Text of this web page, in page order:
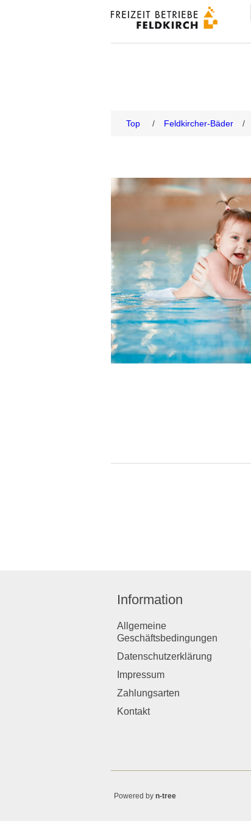
Top / Feldkircher-Bäder /
Information
Allgemeine
Geschäftsbedingungen
Datenschutzerklärung
Impressum
Zahlungsarten
Kontakt
Powered by n-tree